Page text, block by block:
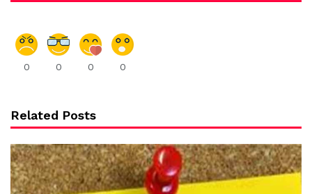
0 0 0 0
Related Posts